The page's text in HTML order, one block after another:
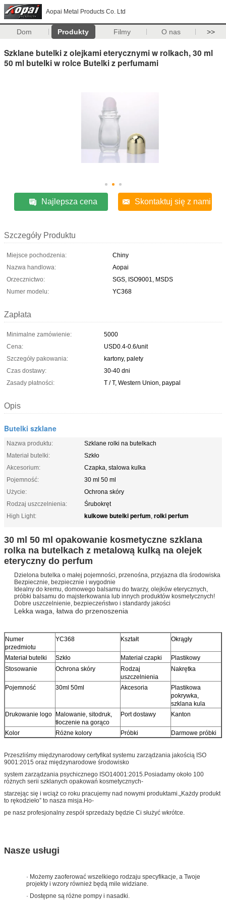
Aopai Metal Products Co. Ltd
Dom Produkty Filmy O nas >>
Szklane butelki z olejkami eterycznymi w rolkach, 30 ml
50 ml butelki w rolce Butelki z perfumami
Najlepsza cena Skontaktuj się z nami
Szczegóły Produktu
Miejsce pochodzenia:
Chiny
Nazwa handlowa:
Aopai
Orzecznictwo:
SGS, ISO9001, MSDS
Numer modelu:
YC368
Zapłata
Minimalne zamówienie:
5000
Cena:
USD0.4-0.6/unit
Szczegóły pakowania:
kartony, palety
Czas dostawy:
30-40 dni
Zasady płatności:
T / T, Western Union, paypal
Opis
Butelki szklane
Nazwa produktu:
Szklane rolki na butelkach
Materiał butelki:
Szkło
Akcesorium:
Czapka, stalowa kulka
Pojemność:
30 ml 50 ml
Użycie:
Ochrona skóry
Rodzaj uszczelnienia:
Śrubokręt
High Light:
kulkowe butelki perfum, rolki perfum
30 ml 50 ml opakowanie kosmetyczne szklana
rolka na butelkach z metalową kulką na olejek
eteryczny do perfum
Dzielona butelka o małej pojemności, przenośna, przyjazna dla środowiska
Bezpiecznie, bezpiecznie i wygodnie
Idealny do kremu, domowego balsamu do twarzy, olejków eterycznych,
próbki balsamu do majsterkowania lub innych produktów kosmetycznych!
Dobre uszczelnienie, bezpieczeństwo i standardy jakości
Lekka waga, łatwa do przenoszenia
Numer
przedmiotu
YC368 Kształt Okrągły
Materiał butelki Szkło Materiał czapki
Plastikowy
Stosowanie
Ochrona skóry
Rodzaj
uszczelnienia
Nakrętka
Pojemność 30ml 50ml Akcesoria
Plastikowa
pokrywka,
szklana kula
Drukowanie logo Malowanie, sitodruk,
tłoczenie na gorąco
Port dostawy Kanton
Kolor Różne kolory Próbki Darmowe próbki
Przeszliśmy międzynarodowy certyfikat systemu zarządzania jakością ISO
9001:2015 oraz międzynarodowe środowisko
system zarządzania psychicznego ISO14001:2015.Posiadamy około 100
różnych serii szklanych opakowań kosmetycznych-
starzejąc się i wciąż co roku pracujemy nad nowymi produktami.„Każdy produkt
to rękodzieło” to nasza misja.Ho-
pe nasz profesjonalny zespół sprzedaży będzie Ci służyć wkrótce.
Nasze usługi
· Możemy zaoferować wszelkiego rodzaju specyfikacje, a Twoje
projekty i wzory również będą mile widziane.
· Dostępne są różne pompy i nasadki.